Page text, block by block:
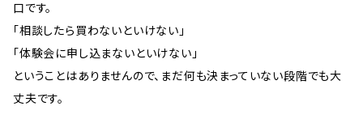
口です。
「相談したら買わないといけない」
「体験会に申し込まないといけない」
ということはありませんので、まだ何も決まっていない段階でも大
丈夫です。